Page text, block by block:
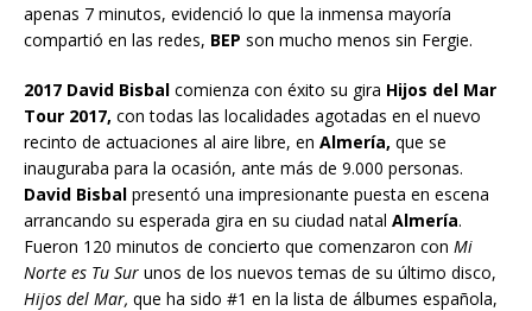
apenas 7 minutos, evidenció lo que la inmensa mayoría
compartió en las redes, BEP son mucho menos sin Fergie.
2017 David Bisbal comienza con éxito su gira Hijos del Mar
Tour 2017, con todas las localidades agotadas en el nuevo
recinto de actuaciones al aire libre, en Almería, que se
inauguraba para la ocasión, ante más de 9.000 personas.
David Bisbal presentó una impresionante puesta en escena
arrancando su esperada gira en su ciudad natal Almería.
Fueron 120 minutos de concierto que comenzaron con Mi
Norte es Tu Sur unos de los nuevos temas de su último disco,
Hijos del Mar, que ha sido #1 en la lista de álbumes española,